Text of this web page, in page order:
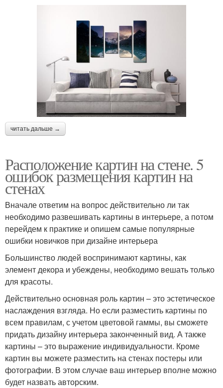
читать дальше →
Расположение картин на стене. 5
ошибок размещения картин на
стенах
Вначале ответим на вопрос действительно ли так
необходимо развешивать картины в интерьере, а потом
перейдем к практике и опишем самые популярные
ошибки новичков при дизайне интерьера
Большинство людей воспринимают картины, как
элемент декора и убеждены, необходимо вешать только
для красоты.
Действительно основная роль картин – это эстетическое
наслаждения взгляда. Но если разместить картины по
всем правилам, с учетом цветовой гаммы, вы сможете
придать дизайну интерьера законченный вид. А также
картины – это выражение индивидуальности. Кроме
картин вы можете разместить на стенах постеры или
фотографии. В этом случае ваш интерьер вполне можно
будет назвать авторским.